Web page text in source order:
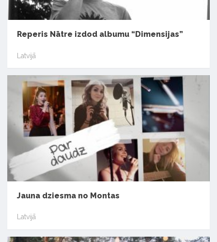
Reperis Nātre izdod albumu “Dimensijas”
Latvijā
Jauna dziesma no Montas
Latvijā